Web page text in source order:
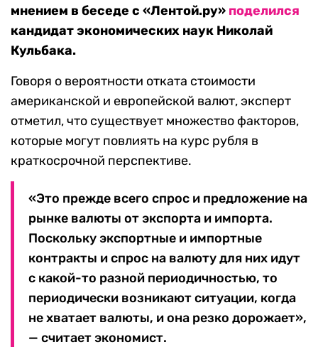
мнением в беседе с «Лентой.ру» поделился
кандидат экономических наук Николай
Кульбака.
Говоря о вероятности отката стоимости
американской и европейской валют, эксперт
отметил, что существует множество факторов,
которые могут повлиять на курс рубля в
краткосрочной перспективе.
«Это прежде всего спрос и предложение на
рынке валюты от экспорта и импорта.
Поскольку экспортные и импортные
контракты и спрос на валюту для них идут
с какой-то разной периодичностью, то
периодически возникают ситуации, когда
не хватает валюты, и она резко дорожает»,
— считает экономист.